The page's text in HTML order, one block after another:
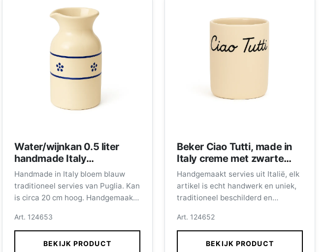
Water/wijnkan 0.5 liter
handmade Italy
(stip)bloem blauw
traditioneel servies Puglia
Handmade in Italy bloem blauw
traditioneel servies van Puglia. Kan
is circa 20 cm hoog. Handgemaakt
handwerk en uniek, traditioneel
beschilderd met blauwe stipbloem.
Vaatwasmachinebestendig.
Art. 124653
BEKIJK PRODUCT
Beker Ciao Tutti, made in
Italy creme met zwarte
letters
Handgemaakt servies uit Italië, elk
artikel is echt handwerk en uniek,
traditioneel beschilderd en
Afmeting beker 10 x 8 cm.
Art. 124652
BEKIJK PRODUCT